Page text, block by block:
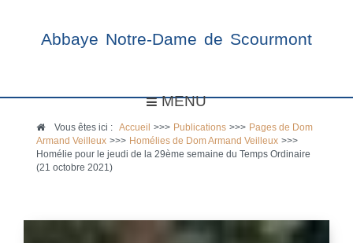
Abbaye Notre-Dame de Scourmont
MENU
Vous êtes ici :Accueil >>> Publications >>> Pages de Dom
Armand Veilleux >>> Homélies de Dom Armand Veilleux >>>
Homélie pour le jeudi de la 29ème semaine du Temps Ordinaire
(21 octobre 2021)